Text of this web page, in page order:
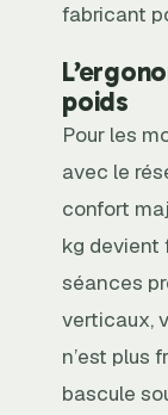
fabricant
poids
Pour les
avec le
confort
kg devient
séances
verticaux,
n’est plus
bascule